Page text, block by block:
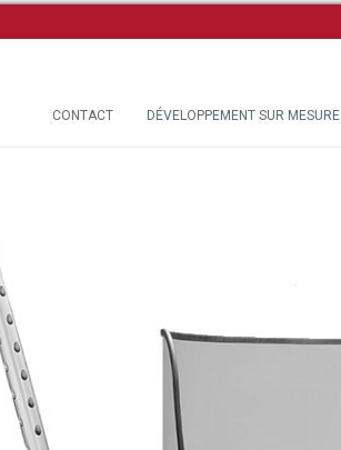
CONTACT DÉVELOPPEMENT SUR MESURE